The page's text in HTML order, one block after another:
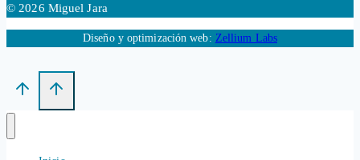
© 2026 Miguel Jara
Diseño y optimización web: Zellium Labs